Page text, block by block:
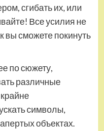
сгибать их, или
Все усилия не
вы сможете покинуть
по сюжету,
различные
символы,
объектах.